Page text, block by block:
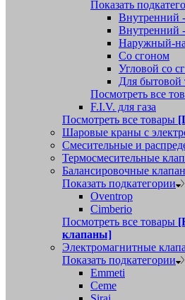
Показать
Внутренний
Внутренний
Наружный-
Со сгоном
Угловой со
Для бытовой
Посмотреть все
F.I.V. для газа
Посмотреть все товары
Шаровые краны с
Смесительные и
Термосмесительные
Балансировочные
Показать подкатегории
Oventrop
Cimberio
Посмотреть все товары
клапаны]
Электромагнитные
Показать подкатегории
Emmeti
Ceme